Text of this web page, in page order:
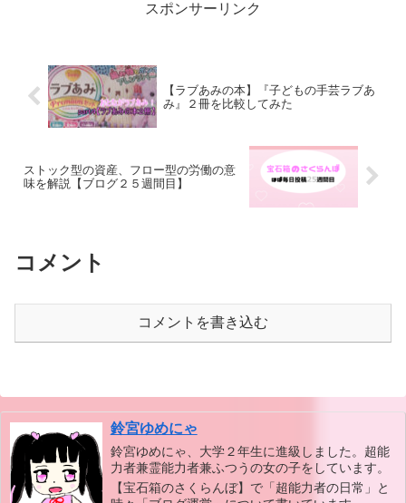
スポンサーリンク
【ラブあみの本】『子どもの手芸ラブあ
み』２冊を比較してみた
ストック型の資産、フロー型の労働の意
味を解説【ブログ２５週間目】
コメント
コメントを書き込む
鈴宮ゆめにゃ
鈴宮ゆめにゃ、大学２年生に進級しました。超能
力者兼霊能力者兼ふつうの女の子をしています。
【宝石箱のさくらんぼ】で「超能力者の日常」と